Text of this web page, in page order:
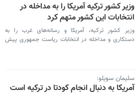
وزیر کشور ترکیه آمریکا را به مداخله در
انتخابات این کشور متهم کرد
وزیر کشور ترکیه، آمریکا و رسانه‌های غرب را به
دستکاری و مداخله در انتخابات ریاست جمهوری پیش‌
سلیمان سویلو:
آمریکا به دنبال انجام کودتا در ترکیه است